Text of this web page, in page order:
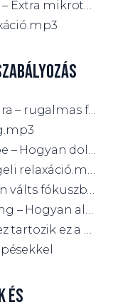
13. nap: Feladat: „Színes tányér” – Extra mikrotápanyagok a fókuszért
15. nap: Pomodoro ADHD-módra – rugalmas fókuszblokkok
ÉS